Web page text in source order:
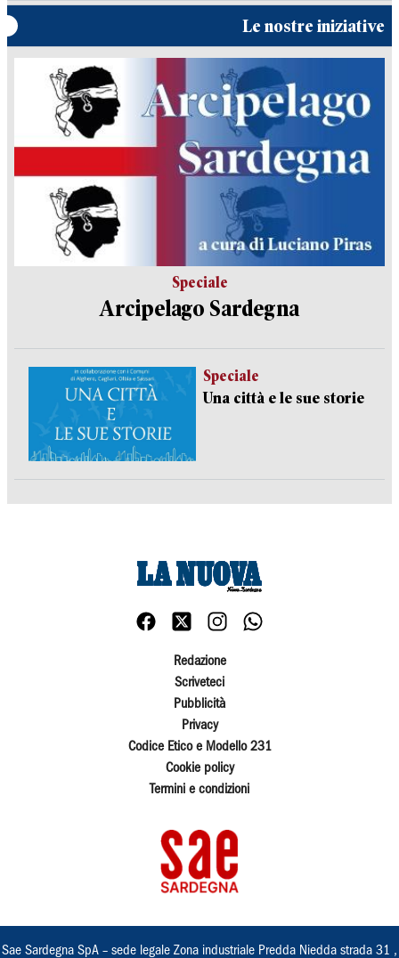
Le nostre iniziative
Speciale
Arcipelago Sardegna
Speciale
Una città e le sue storie
Redazione
Scriveteci
Pubblicità
Privacy
Codice Etico e Modello 231
Cookie policy
Termini e condizioni
Sae Sardegna SpA – sede legale Zona industriale Predda Niedda strada 31 ,